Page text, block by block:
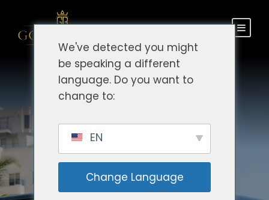
We've detected you might
be speaking a different
language. Do you want to
change to:
EN
Change Language